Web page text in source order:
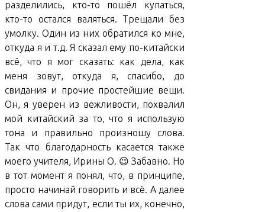
разделились, кто-то пошёл купаться,
кто-то остался валяться. Трещали без
умолку. Один из них обратился ко мне,
откуда я и т.д. Я сказал ему по-китайски
всё, что я мог сказать: как дела, как
меня зовут, откуда я, спасибо, до
свидания и прочие простейшие вещи.
Он, я уверен из вежливости, похвалил
мой китайский за то, что я использую
тона и правильно произношу слова.
Так что благодарность касается также
моего учителя, Ирины О. 😉 Забавно. Но
в тот момент я понял, что, в принципе,
просто начинай говорить и всё. А далее
слова сами придут, если ты их, конечно,